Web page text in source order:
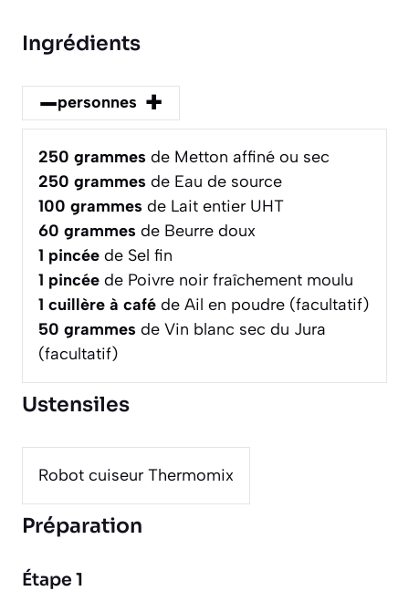
Ingrédients
–personnes +
250 grammes de Metton affiné ou sec
250 grammes de Eau de source
100 grammes de Lait entier UHT
60 grammes de Beurre doux
1 pincée de Sel fin
1 pincée de Poivre noir fraîchement moulu
1 cuillère à café de Ail en poudre (facultatif)
50 grammes de Vin blanc sec du Jura
(facultatif)
Ustensiles
Robot cuiseur Thermomix
Préparation
Étape 1